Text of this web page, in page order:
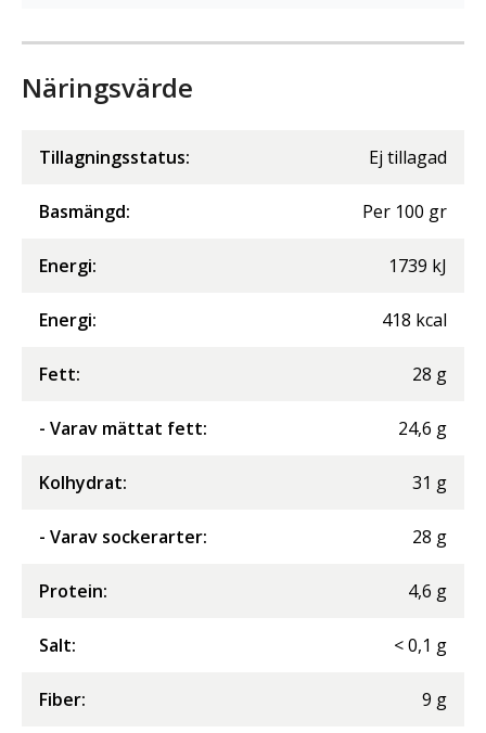
Näringsvärde
Tillagningsstatus: Ej tillagad
Basmängd: Per 100 gr
Energi: 1739 kJ
Energi: 418 kcal
Fett: 28 g
- Varav mättat fett: 24,6 g
Kolhydrat: 31 g
- Varav sockerarter: 28 g
Protein: 4,6 g
Salt: <0,1 g
Fiber: 9 g